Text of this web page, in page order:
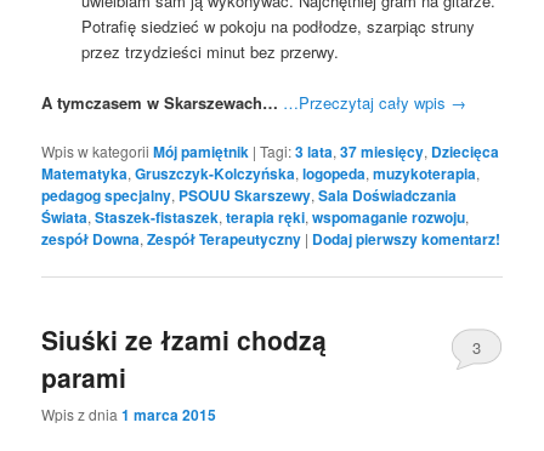
Potrafię siedzieć w pokoju na podłodze, szarpiąc struny
przez trzydzieści minut bez przerwy.
A tymczasem w Skarszewach… …Przeczytaj cały wpis →
Wpis w kategoriiMój pamiętnik |Tagi:3 lata,37 miesięcy, Dziecięca
Matematyka,Gruszczyk-Kolczyńska,logopeda,muzykoterapia,
pedagog specjalny, PSOUU Skarszewy,Sala Doświadczania
Świata,Staszek-fistaszek,terapia ręki,wspomaganie rozwoju,
zespół Downa,Zespół Terapeutyczny | Dodaj pierwszy komentarz!
Siuśki ze łzami chodzą
parami
Wpis z dnia1 marca 2015
3